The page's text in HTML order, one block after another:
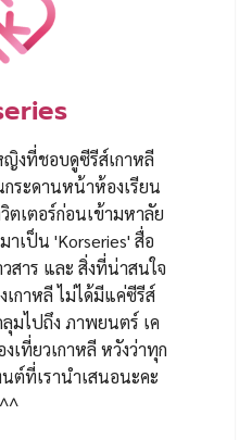
ญิงที่ชอบดูซีรีส์เกาหลี
ระดานหน้าห้องเรียน
ตเตอร์ก่อนเข้ามหาลัย
เป็น 'Korseries' สื่อ
สาร และ สิ่งที่น่าสนใจ
เกาหลี ไม่ได้มีแค่ซีรีส์
มไปถึง ภาพยนตร์ เค
เที่ยวเกาหลี หวังว่าทุก
ต์ที่เรานำเสนอนะคะ
^^